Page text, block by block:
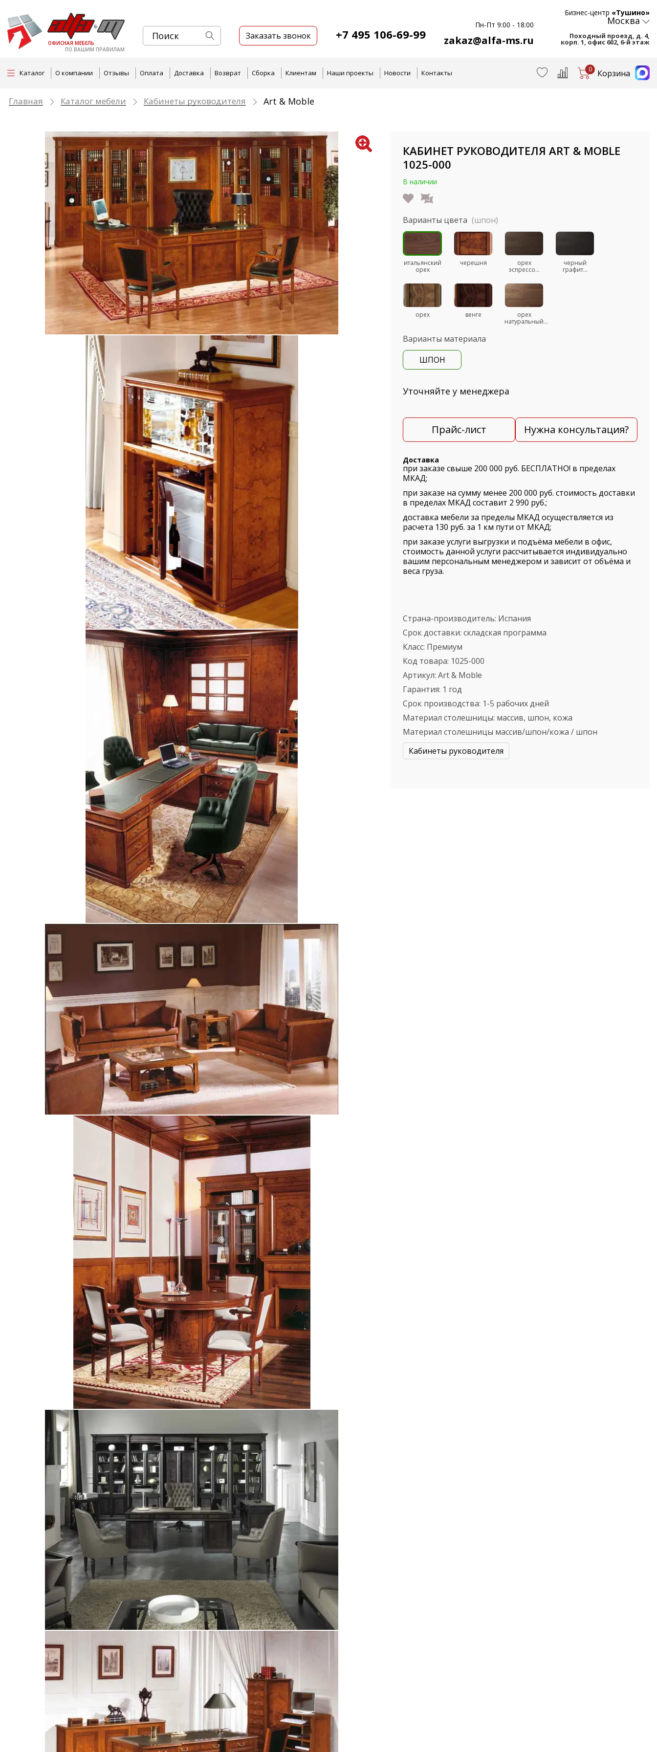
ОФИСНАЯ МЕБЕЛЬ
ПО ВАШИМ ПРАВИЛАМ
Заказать звонок +7 495 106-69-99
Пн-Пт 9:00 - 18:00
zakaz@alfa-ms.ru
Бизнес-центр «Тушино»
Москва
Походный проезд, д. 4,
корп. 1, офис 602, 6-й этаж
Каталог О компании Отзывы Оплата Доставка Возврат Сборка Клиентам Наши проекты Новости Контакты 0 Корзина
Главная Каталог мебели Кабинеты руководителя Art & Moble
КАБИНЕТ РУКОВОДИТЕЛЯ ART & MOBLE
1025-000
В наличии
Варианты цвета (шпон)
итальянский
орех
черешня
орех
эспрессо...
черный
графит...
орех венге
орех
натуральный...
Варианты материала
ШПОН
Уточняйте у менеджера
Прайс-лист Нужна консультация?
Доставка
при заказе свыше 200 000 руб. БЕСПЛАТНО! в пределах
МКАД;
при заказе на сумму менее 200 000 руб. стоимость доставки
в пределах МКАД составит 2 990 руб.;
доставка мебели за пределы МКАД осуществляется из
расчета 130 руб. за 1 км пути от МКАД;
при заказе услуги выгрузки и подъёма мебели в офис,
стоимость данной услуги рассчитывается индивидуально
вашим персональным менеджером и зависит от объёма и
веса груза.
Страна-производитель: Испания
Срок доставки: складская программа
Класс: Премиум
Код товара: 1025-000
Артикул: Art & Moble
Гарантия: 1 год
Срок производства: 1-5 рабочих дней
Материал столешницы: массив, шпон, кожа
Материал столешницы массив/шпон/кожа / шпон
Кабинеты руководителя